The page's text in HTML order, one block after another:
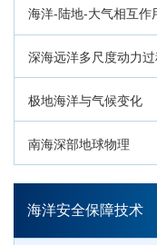
海洋-陆地-大气相互作
深海远洋多尺度动力
极地海洋与气候变化
南海深部地球物理
深海生命与生态过程
海洋安全保障技术